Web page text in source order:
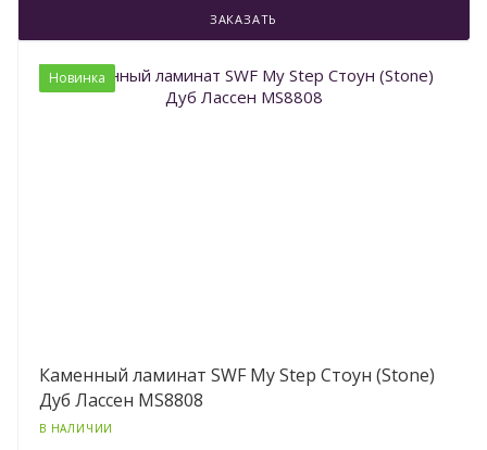
ЗАКАЗАТЬ
Новинка
Каменный ламинат SWF My Step Стоун (Stone)
Дуб Лассен MS8808
В НАЛИЧИИ